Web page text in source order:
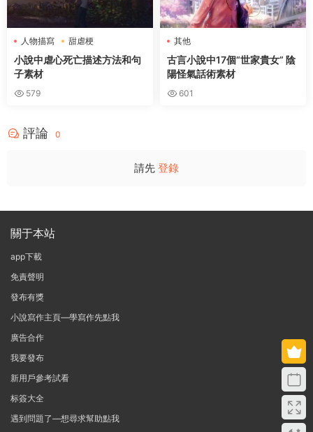
人物描寫 甜虐梗
小說中虐心死亡描述方法和句
子素材
579
其他
古言小說中17個“世家貴女” 陰
陽怪氣話術素材
601
評論 0
請先 登錄
關于本站
app下載
免責聲明
發布有獎
小說寫作主頁—學寫作先點我
廣告合作
我要發布
新用戶參考試看
标簽大全
遇到問題了—想尋求幫助點我